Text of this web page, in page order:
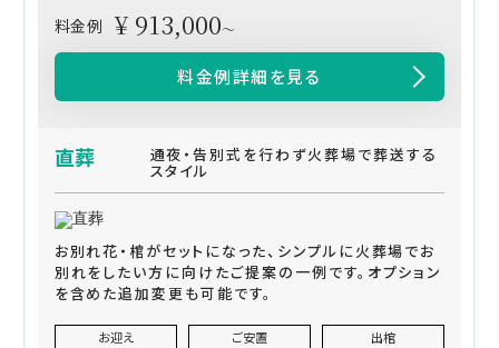
料金例 ¥ 913,000～
料金例詳細を見る
直葬 通夜・告別式を行わず火葬場で葬送する
スタイル
お別れ花・棺がセットになった、シンプルに火葬場でお
別れをしたい方に向けたご提案の一例です。オプション
を含めた追加変更も可能です。
お迎え ご安置 出棺